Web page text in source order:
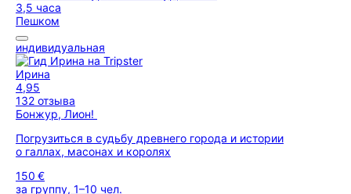
3,5 часа
Пешком
индивидуальная
Ирина
4,95
132 отзыва
Бонжур, Лион!
Погрузиться в судьбу древнего города и истории
о галлах, масонах и королях
150 €
за группу, 1–10 чел.